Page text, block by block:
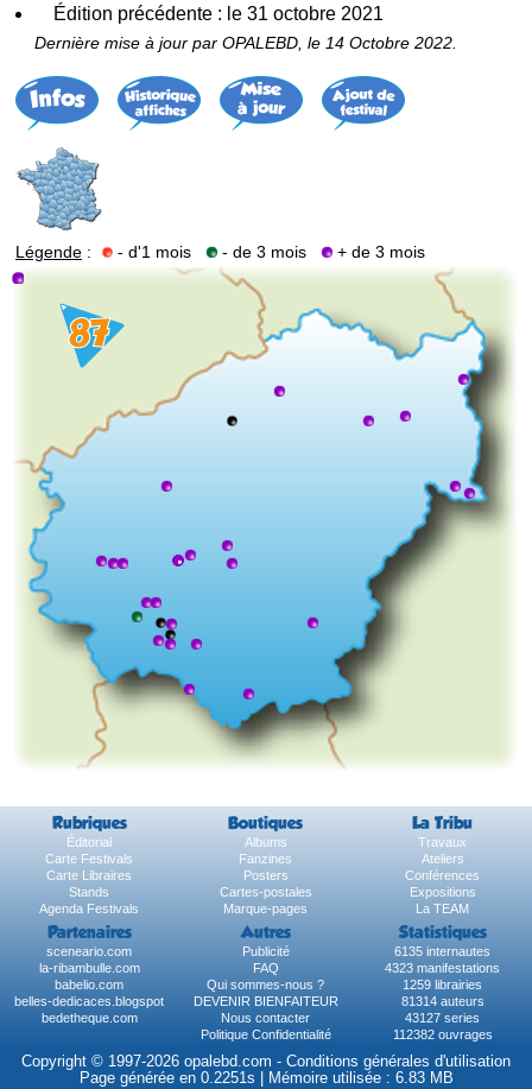
Édition précédente : le 31 octobre 2021
Dernière mise à jour par OPALEBD, le 14 Octobre 2022.
Légende : - d'1 mois - de 3 mois + de 3 mois
Rubriques Boutiques La Tribu
Éditorial Albums
Travaux
Carte Festivals
Fanzines
Ateliers
Carte Libraires
Posters
Conférences
Stands
Cartes-postales
Expositions
Agenda Festivals
Marque-pages La TEAM
Partenaires Autres Statistiques
sceneario.com Publicité
6135 internautes
la-ribambulle.com
FAQ
4323 manifestations
babelio.com
Qui sommes-nous ?
1259 librairies
belles-dedicaces.blogspot
DEVENIR BIENFAITEUR
81314 auteurs
bedetheque.com
Nous contacter
43127 series
Politique Confidentialité
112382 ouvrages
Copyright © 1997-2026 opalebd.com - Conditions générales d'utilisation
Page générée en 0.2251s | Mémoire utilisée : 6.83 MB